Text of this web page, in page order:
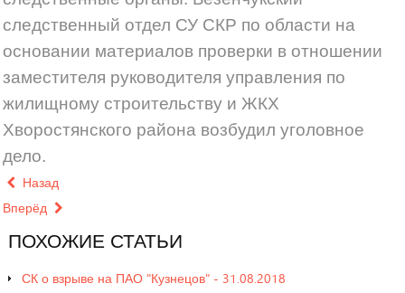
следственный отдел СУ СКР по области на
основании материалов проверки в отношении
заместителя руководителя управления по
жилищному строительству и ЖКХ
Хворостянского района возбудил уголовное
дело.
Назад
Вперёд
ПОХОЖИЕ СТАТЬИ
СК о взрыве на ПАО "Кузнецов" - 31.08.2018